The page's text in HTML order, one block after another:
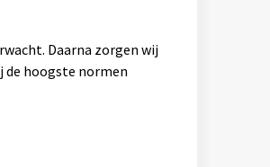
Daarna zorgen wij
de hoogste normen